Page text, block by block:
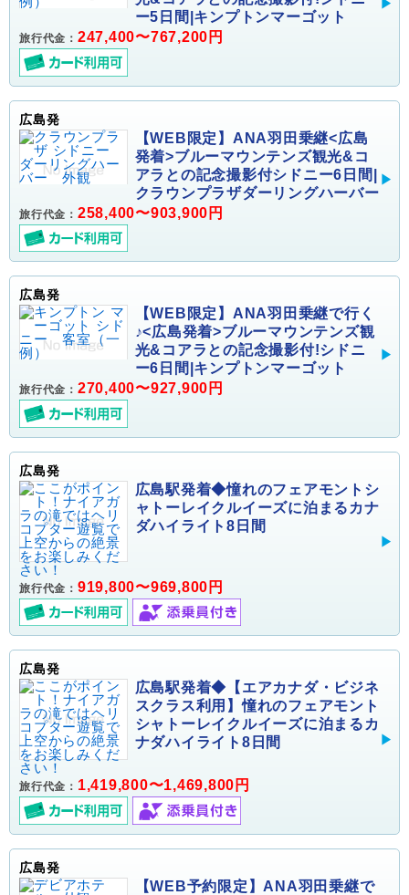
ー5日間|キンプトンマーゴット
旅行代金： 247,400〜767,200円
広島発
【WEB限定】ANA羽田乗継<広島
発着>ブルーマウンテンズ観光&コ
アラとの記念撮影付シドニー6日間|
クラウンプラザダーリングハーバー
旅行代金： 258,400〜903,900円
広島発
【WEB限定】ANA羽田乗継で行く
♪<広島発着>ブルーマウンテンズ観
光&コアラとの記念撮影付!シドニ
ー6日間|キンプトンマーゴット
旅行代金： 270,400〜927,900円
広島発
広島駅発着◆憧れのフェアモントシ
ャトーレイクルイーズに泊まるカナ
ダハイライト8日間
旅行代金： 919,800〜969,800円
広島発
広島駅発着◆【エアカナダ・ビジネ
スクラス利用】憧れのフェアモント
シャトーレイクルイーズに泊まるカ
ナダハイライト8日間
旅行代金： 1,419,800〜1,469,800円
広島発
【WEB予約限定】ANA羽田乗継で